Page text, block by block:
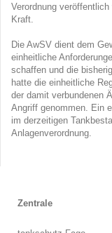
Verordnung
Kraft.
Die AwSV dient dem
einheitliche
schaffen und die
hatte die einheitliche
der damit verbundenen
Angriff genommen. Ein
im derzeitigen
Anlagenverordnung.
Zentrale